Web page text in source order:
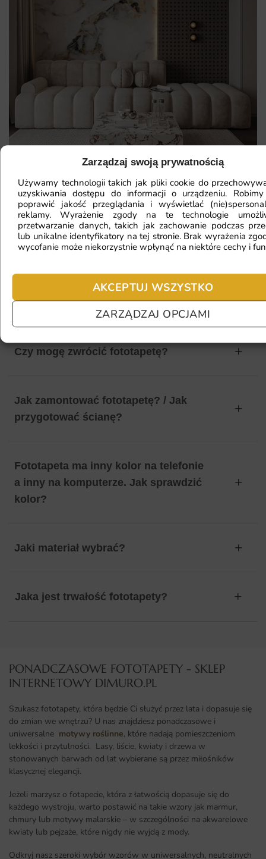
Zarządzaj swoją prywatnością
Używamy technologii takich jak pliki cookie do
uzyskiwania dostępu do informacji o urządzeniu.
poprawić jakość przeglądania i wyświetlać
reklamy. Wyrażenie zgody na te technologie
przetwarzanie danych, takich jak zachowanie podczas
lub unikalne identyfikatory na tej stronie. Brak wyrażenia
wycofanie może niekorzystnie wpłynąć na niektóre cechy i
AKCEPTUJ WSZYSTKO
ZARZĄDZAJ OPCJAMI
Mam ścianę o nietypowym kształcie,
czy da się na niej położyć
fototapetę?
Ile będę czekać na realizację
zamówienia?
Czy mogę zwrócić fototapetę?
Jak zamontować fototapetę? / Jak
przygotować ścianę?
Fototapeta ma inny kolor na telefonie
a inny na komputerze. Jak sprawdzić
kolor?
Jaki materiał wybrać?
Jaka jest trwałość fototapety?
PONADCZASOWE FOTOTAPETY - SKLEP
INTERNETOWY DIMURO.PL​
Szukasz fototapety, która będzie Ci służyć przez lata i dopasuje się
do zmian we wnętrzu? U nas znajdziesz ponadczasowe i
uniwersalne motywy roślinne, które nadają pomieszczeniom
lekkości i przytulności. Lasy, liście, kwiaty i drzewa w
stonowanych barwach od lat wybierane są przez miłośników
klasycznej elegancji.
Jeżeli marzysz o fotapecie, która z łatwością dopasuje się do
każdego wystroju, warto postawić na takie wzory jak marmur,
chmury lub motywy malarskie – w szczególności na akwarelowe
kwiaty lub pejzaże, które nigdy nie wyjdą z mody.
Odkryj nasz szeroki wybór wzorów w uniwersalnych, neutralnych